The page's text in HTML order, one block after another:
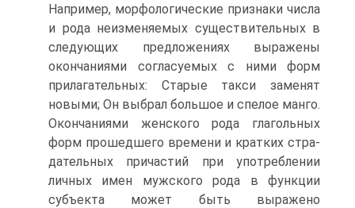
Например, морфологические признаки числа
и рода неизменяемых существительных в
следующих предложениях выра­жены
окончаниями согласуемых с ними форм
прилагательных: Старые такси заменят
новыми; Он выбрал большое и спелое манго.
Окончания­ми женского рода глагольных
форм прошедшего времени и кратких стра­
дательных причастий при употреблении
личных имен мужского рода в функции
субъекта может быть выражено